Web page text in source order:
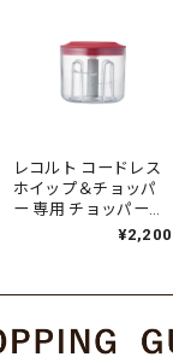
レコルト コードレス
ホイップ＆チョッパ
ー 専用 チョッパーセ
ット / レッド RCW-
¥2,200